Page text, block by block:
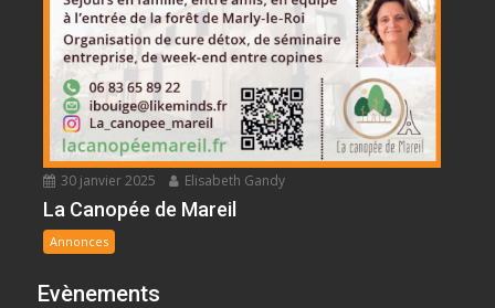
30 janvier 2025 Elisabeth Gandy
La Canopée de Mareil
Annonces
Evènements